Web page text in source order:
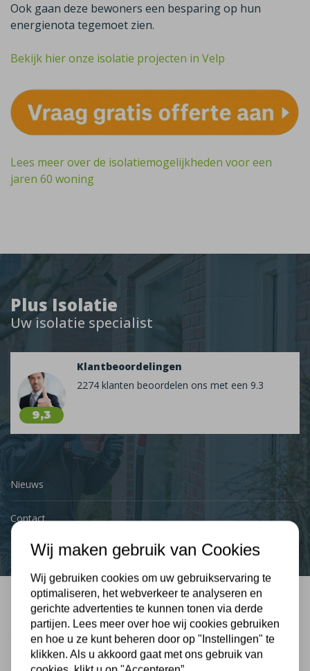
Plus Isolatie
Uw isolatie specialist
9,3
Klantbeoordelingen
2274 klanten beoordelen ons met een 9.3
Nieuws
Contact
Bel mij terug
Gratis, vrijblijvend advies
Ook gaan deze bewoners een besparing op hun
energienota tegemoet zien.
Bekijk hier onze isolatie projecten in Velp
Lees meer over de isolatiemogelijkheden voor een
jaren 60 woning
Wij maken gebruik van Cookies
Wij gebruiken cookies om uw gebruikservaring te
optimaliseren, het webverkeer te analyseren en
gerichte advertenties te kunnen tonen via derde
partijen. Lees meer over hoe wij cookies gebruiken
en hoe u ze kunt beheren door op "Instellingen" te
klikken. Als u akkoord gaat met ons gebruik van